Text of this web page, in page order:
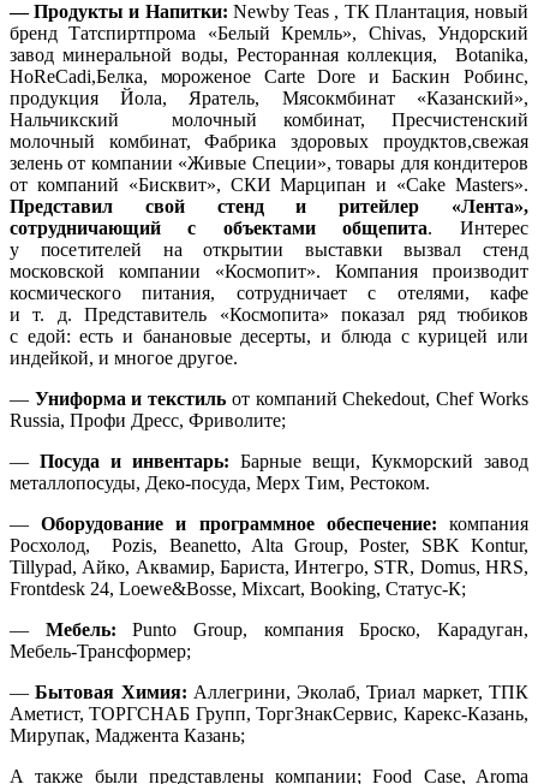
— Продукты и Напитки: Newby Teas , ТК Плантация, новый
бренд Татспиртпрома «Белый Кремль», Chivas, Ундорский
завод минеральной воды, Ресторанная коллекция, Botanika,
HoReCadi,Белка, мороженое Carte Dore и Баскин Робинс,
продукция Йола, Яратель, Мясокмбинат «Казанский»,
Нальчикский молочный комбинат, Пресчистенский
молочный комбинат, Фабрика здоровых проудктов,свежая
зелень от компании «Живые Специи», товары для кондитеров
от компаний «Бисквит», СКИ Марципан и «Cake Masters».
Представил свой стенд и ритейлер «Лента»,
сотрудничающий с объектами общепита. Интерес
у посетителей на открытии выставки вызвал стенд
московской компании «Космопит». Компания производит
космического питания, сотрудничает с отелями, кафе
и т. д. Представитель «Космопита» показал ряд тюбиков
с едой: есть и банановые десерты, и блюда с курицей или
индейкой, и многое другое.
— Униформа и текстиль от компаний Chekedout, Chef Works
Russia, Профи Дресс, Фриволите;
— Посуда и инвентарь: Барные вещи, Кукморский завод
металлопосуды, Деко-посуда, Мерх Тим, Рестоком.
—Оборудование и программное обеспечение: компания
Росхолод, Pozis, Beanetto, Alta Group, Poster, SBK Kontur,
Tillypad, Айко, Аквамир, Бариста, Интегро, STR, Domus, HRS,
Frontdesk 24, Loewe&Bosse, Mixcart, Booking, Статус-К;
— Мебель: Punto Group, компания Броско, Карадуган,
Мебель-Трансформер;
—Бытовая Химия: Аллегрини, Эколаб, Триал маркет, ТПК
Аметист, ТОРГСНАБ Групп, ТоргЗнакСервис, Карекс-Казань,
Мирупак, Маджента Казань;
А также были представлены компании; Food Case, Aroma